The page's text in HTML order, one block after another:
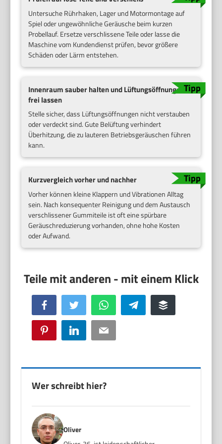
Untersuche Rührhaken, Lager und Motormontage auf
Spiel oder ungewöhnliche Geräusche beim kurzen
Probellauf. Ersetze verschlissene Teile oder lasse die
Maschine vom Kundendienst prüfen, bevor größere
Schäden oder Lärm entstehen.
Innenraum sauber halten und Lüftungsöffnungen
frei lassen
Stelle sicher, dass Lüftungsöffnungen nicht verstauben
oder verdeckt sind. Gute Belüftung verhindert
Überhitzung, die zu lauteren Betriebsgeräuschen führen
kann.
Kurzvergleich vorher und nachher
Vorher können kleine Klappern und Vibrationen Alltag
sein. Nach konsequenter Reinigung und dem Austausch
verschlissener Gummiteile ist oft eine spürbare
Geräuschreduzierung vorhanden, ohne hohe Kosten
oder Aufwand.
Facebook Twitter WhatsApp Telegram Buffer
Pinterest LinkedIn Email
Wer schreibt hier?
Oliver